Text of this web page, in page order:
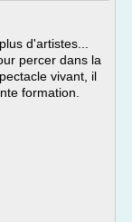
d'artistes...
percer dans la
vivant, il
formation.